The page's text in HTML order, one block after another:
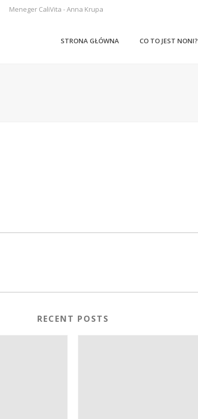
Meneger CaliVita - Anna Krupa
STRONA GŁÓWNA CO TO JEST NONI?
RECENT POSTS